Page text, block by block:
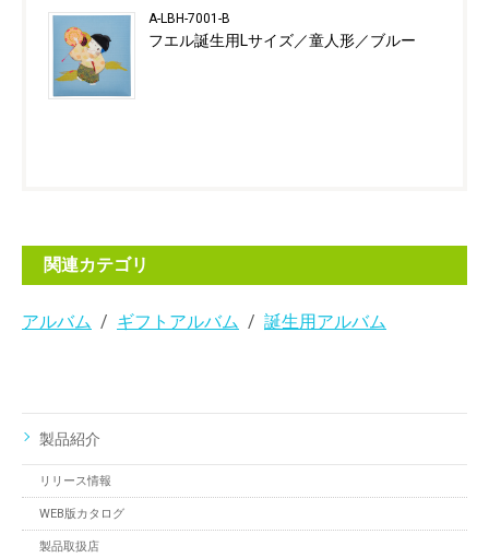
A-LBH-7001-B
フエル誕生用Lサイズ／童人形／ブルー
関連カテゴリ
アルバム ギフトアルバム 誕生用アルバム
製品紹介
リリース情報
WEB版カタログ
製品取扱店